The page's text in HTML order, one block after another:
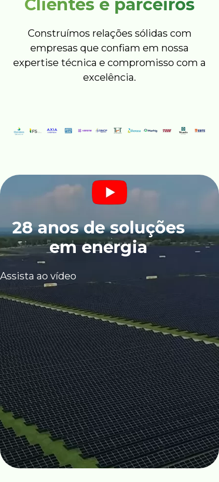
Clientes e parceiros
Construímos relações sólidas com
empresas que confiam em nossa
expertise técnica e compromisso com a
excelência.
28 anos de soluções
em energia
Assista ao vídeo